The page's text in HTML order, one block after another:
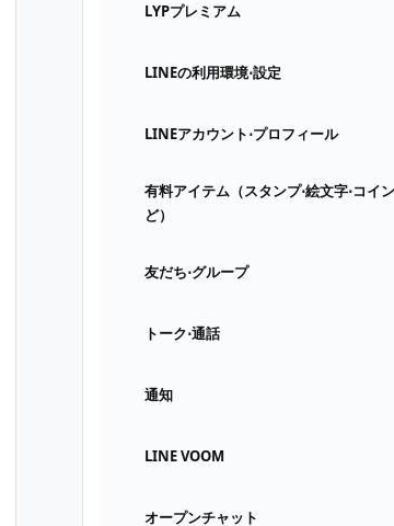
LYPプレミアム
LINEの利用環境⋅設定
LINEアカウント⋅プロフィール
有料アイテム（スタンプ⋅絵文字⋅コイ
ど）
友だち⋅グループ
トーク⋅通話
通知
LINE VOOM
オープンチャット